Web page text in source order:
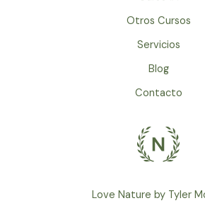
Otros Cursos
Servicios
Blog
Contacto
Love Nature by Tyler